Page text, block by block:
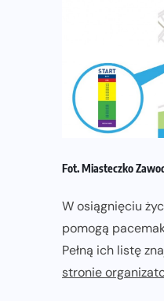
Fot. Miasteczko
W osiągnięciu
pomogą
Pełną ich listę
stronie